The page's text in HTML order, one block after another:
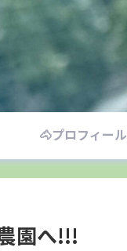
🐴プロフィール
園へ!!!